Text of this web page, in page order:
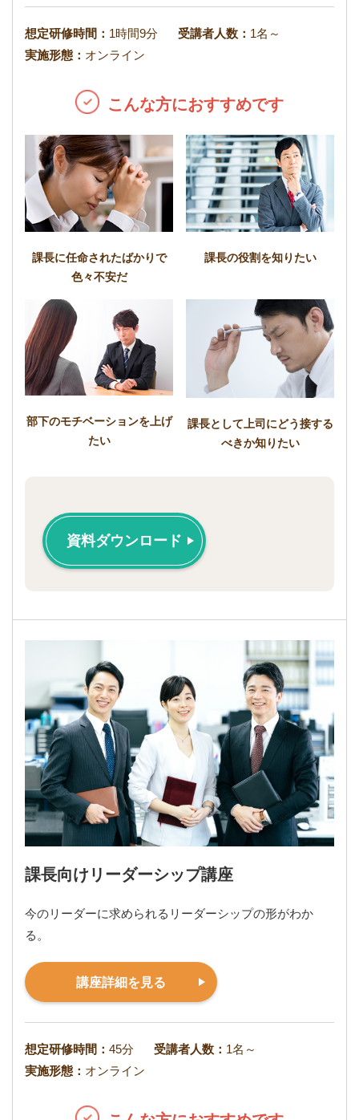
想定研修時間： 1時間9分 受講者人数： 1名～
実施形態： オンライン
こんな方におすすめです
課長に任命されたばかりで
色々不安だ
課長の役割を知りたい
部下のモチベーションを上げ
たい
課長として上司にどう接する
べきか知りたい
資料ダウンロード
課長向けリーダーシップ講座
今のリーダーに求められるリーダーシップの形がわか
る。
講座詳細を見る
想定研修時間： 45分 受講者人数： 1名～
実施形態： オンライン